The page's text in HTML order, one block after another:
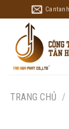
to
content
TRANG CHỦ /